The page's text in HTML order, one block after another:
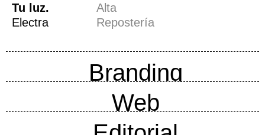
Tu luz.
Electra
Alta
Repostería
Branding
Web